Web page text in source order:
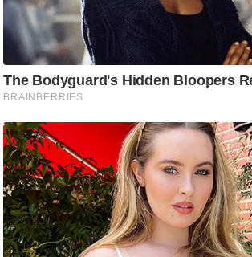
नो
रं
ज
ज
त
बॉ
ली
वु
ड
हॉ